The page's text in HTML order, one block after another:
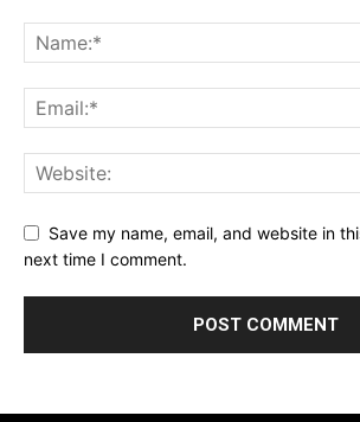
Save my name, email, and website in
next time I comment.